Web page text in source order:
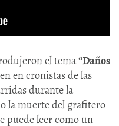
el tema“Daños
en cronistas de las
durante la
la muerte del grafitero
puede leer como un